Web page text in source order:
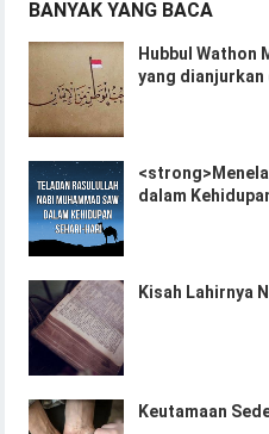
BANYAK YANG BACA
Hubbul Wathon
yang dianjurkan
dalam
Kisah Lahirnya
Keutamaan